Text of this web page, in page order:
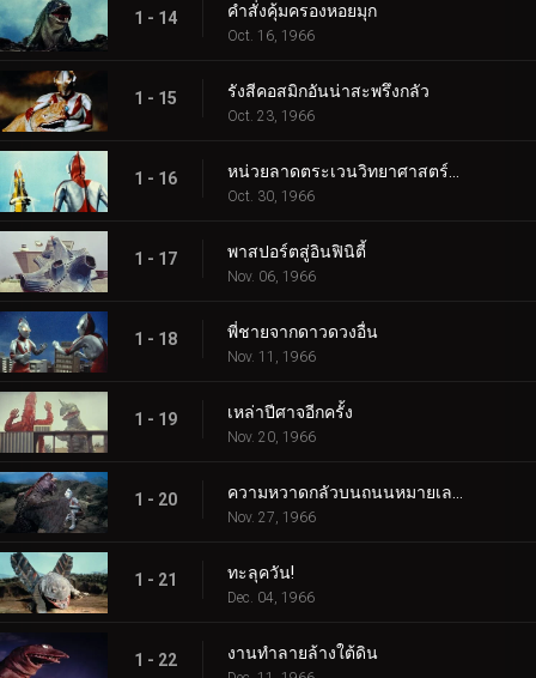
1 - 14 คำสั่งคุ้มครองหอยมุก
Oct. 16, 1966
1 - 15 รังสีคอสมิกอันน่าสะพรึงกลัว
Oct. 23, 1966
1 - 16
Oct. 30, 1966
1 - 17 พาสปอร์ตสู่อินฟินิตี้
Nov. 06, 1966
1 - 18 พี่ชายจากดาวดวงอื่น
Nov. 11, 1966
1 - 19 เหล่าปีศาจอีกครั้ง
Nov. 20, 1966
1 - 20
Nov. 27, 1966
1 - 21 ทะลุควัน!
Dec. 04, 1966
1 - 22 งานทำลายล้างใต้ดิน